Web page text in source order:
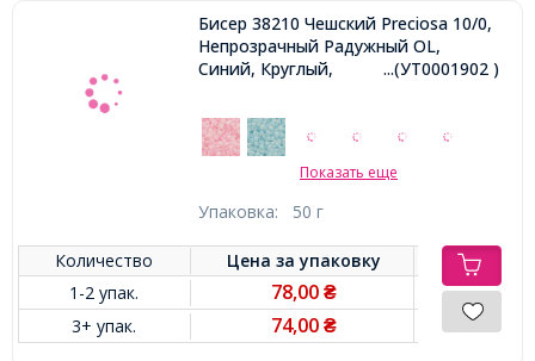
Бисер 38210 Чешский Preciosa 10/0,
Непрозрачный Радужный OL,
Синий, Круглый,
...(УТ0001902 )
Показать еще
Упаковка: 50 г
Количество Цена заупаковку
1-2 упак.
78,00₴
3+ упак. 74,00₴